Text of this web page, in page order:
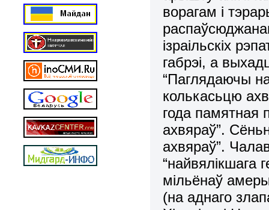
ворагам і
ізраільскіх
габрэі, а
“Паглядаючы
колькасьцю
года памятная
ахвяраў”.
ахвяраў”.
“найвялікшага
мільёнаў
(на аднаго